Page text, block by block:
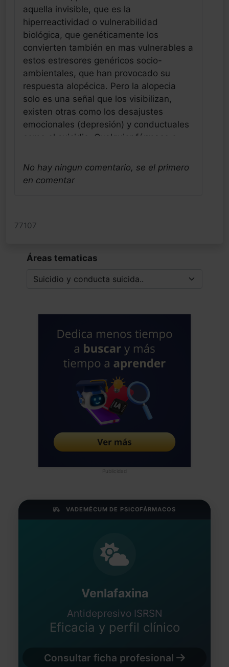
aquella invisible, que es la
hiperreactividad o vulnerabilidad
biológica, que genéticamente los
convierten también en mas vulnerables a
estos estresores genéricos socio-
ambientales, que han provocado su
respuesta alopécica. Pero la alopecia
solo es una señal que los visibilizan,
existen otras como los desajustes
emocionales (depresión) y conductuales
como el suicidio. Cualquier fármaco o
contacto con estas personas mas
vulnerables, los va a exponer a estas
genético el gran reservorio capacitado
en el TDAH/TDA, mi gran obsesión
empecé a ver estas asociaciones
hiperactivo de Sevilla El elemento
biológico tan presente en la cronicidad
humana, cada vez nos va apareciendo
con mas frecuencia, pero por motivos
que no alcanzo a comprender bien, es
ocultado sin que podamos llegarlo a
entender, ni a incorporarlo como una
diversidad que tenemos que tener en
cuenta, no tanto para parchearla si no
para convivir con ella. Adios
Jose Luis Frias Pulido
Fecha: 18/05/2025
No hay ningun comentario, se el primero
en comentar
77107
Áreas tematicas
Publicidad
VADEMÉCUM DE PSICOFÁRMACOS
Venlafaxina
Antidepresivo ISRSN
Eficacia y perfil clínico
Consultar ficha profesional